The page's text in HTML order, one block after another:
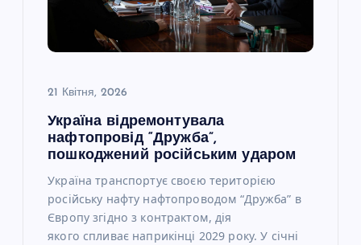
21 Квітня, 2026
Україна відремонтувала
нафтопровід “Дружба”,
пошкоджений російським ударом
Україна транспортує своєю територією
російську нафту нафтопроводом “Дружба” в
Європу згідно з контрактом, дія
якого спливає наприкінці 2029 року. У січні